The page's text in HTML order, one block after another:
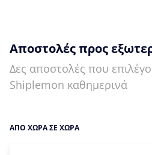
Αποστολές προς
Δες αποστολές που
Shiplemon καθημερινά
ΑΠΟ ΧΩΡΑ ΣΕ ΧΩΡΑ